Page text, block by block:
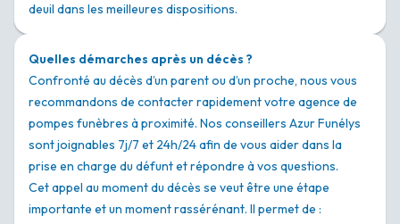
deuil dans les meilleures dispositions.
Quelles démarches après un décès ?
Confronté au décès d’un parent ou d’un proche, nous vous
recommandons de contacter rapidement votre agence de
pompes funèbres à proximité. Nos conseillers Azur Funélys
sont joignables 7j/7 et 24h/24 afin de vous aider dans la
prise en charge du défunt et répondre à vos questions.
Cet appel au moment du décès se veut être une étape
importante et un moment rassérénant. Il permet de :